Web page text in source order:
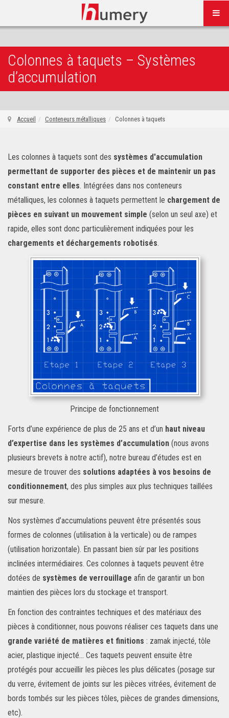
Colonnes à taquets – Systèmes
d’accumulation
Accueil Conteneurs métalliques Colonnes à taquets
Les colonnes à taquets sont des systèmes d'accumulation
permettant de supporter des pièces et de maintenir un pas
constant entre elles. Intégrées dans nos conteneurs
métalliques, les colonnes à taquets permettent le chargement de
pièces en suivant un mouvement simple (selon un seul axe) et
rapide, elles sont donc particulièrement indiquées pour les
chargements et déchargements robotisés.
Principe de fonctionnement
Forts d’une expérience de plus de 25 ans et d’un haut niveau
d’expertise dans les systèmes d’accumulation (nous avons
plusieurs brevets à notre actif), notre bureau d’études est en
mesure de trouver des solutions adaptées à vos besoins de
conditionnement, des plus simples aux plus techniques taillées
sur mesure.
Nos systèmes d’accumulations peuvent être présentés sous
formes de colonnes (utilisation à la verticale) ou de rampes
(utilisation horizontale). En passant bien sûr par les positions
inclinées intermédiaires. Ces colonnes à taquets peuvent être
dotées de systèmes de verrouillage afin de garantir un bon
maintien des pièces lors du stockage et transport.
En fonction des contraintes techniques et des matériaux des
pièces à conditionner, nous pouvons réaliser ces taquets dans une
grande variété de matières et finitions : zamak injecté, tôle
acier, plastique injecté... Ces taquets peuvent ensuite être
protégés pour accueillir les pièces les plus délicates (posage sur
du verre, évitement de joints sur les pièces vitrées, évitement de
bords tombés sur les pièces tôles, pièces de grandes dimensions,
etc).